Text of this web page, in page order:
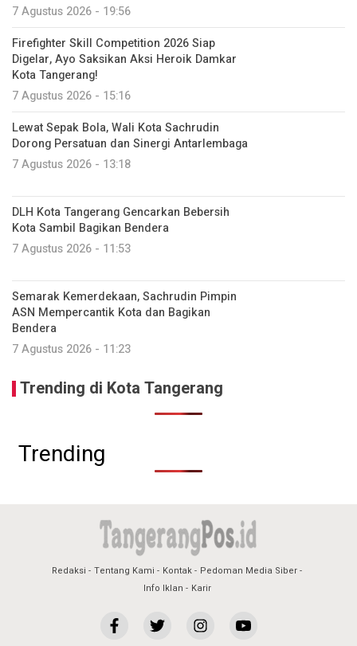
7 Agustus 2026 - 19:56
Firefighter Skill Competition 2026 Siap
Digelar, Ayo Saksikan Aksi Heroik Damkar
Kota Tangerang!
7 Agustus 2026 - 15:16
Lewat Sepak Bola, Wali Kota Sachrudin
Dorong Persatuan dan Sinergi Antarlembaga
7 Agustus 2026 - 13:18
DLH Kota Tangerang Gencarkan Bebersih
Kota Sambil Bagikan Bendera
7 Agustus 2026 - 11:53
Semarak Kemerdekaan, Sachrudin Pimpin
ASN Mempercantik Kota dan Bagikan
Bendera
7 Agustus 2026 - 11:23
Trending di Kota Tangerang
Trending
Redaksi Tentang Kami Kontak
Pedoman Media Siber
Info Iklan
Karir